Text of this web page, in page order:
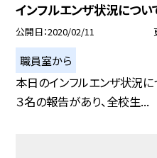
インフルエンザ状況につい
公開日 2020/02/11
職員室から
本日のインフルエンザ状況に
３名の報告があり、全校生...